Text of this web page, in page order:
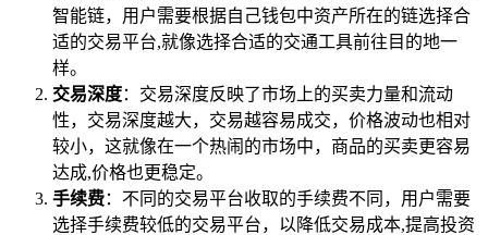
智能链，用户需要根据自己钱包中资产所在的链选择合
适的交易平台,就像选择合适的交通工具前往目的地一
样。
交易深度：交易深度反映了市场上的买卖力量和流动
性，交易深度越大，交易越容易成交，价格波动也相对
较小，这就像在一个热闹的市场中，商品的买卖更容易
达成,价格也更稳定。
手续费：不同的交易平台收取的手续费不同，用户需要
选择手续费较低的交易平台，以降低交易成本,提高投资